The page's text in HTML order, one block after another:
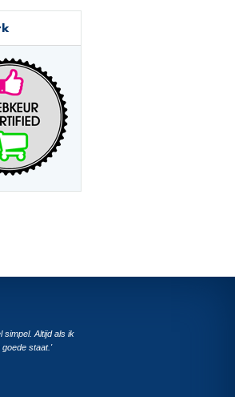
simpel. Altijd als ik
goede staat.'